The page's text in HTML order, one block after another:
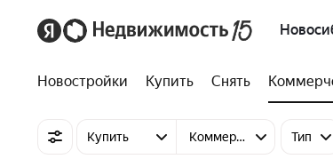
Новостройки Купить Снять
Купить Коммерческую Тип